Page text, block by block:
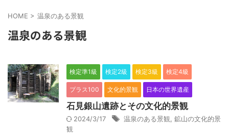
HOME > 温泉のある景観
温泉のある景観
検定準1級 検定2級 検定3級 検定4級
プラス100 文化的景観 日本の世界遺産
石見銀山遺跡とその文化的景観
2024/3/17 温泉のある景観
鉱山の文化的景
観